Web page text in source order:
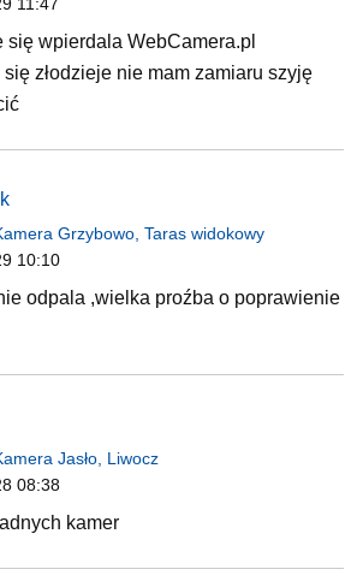
się wpierdala WebCamera.pl
złodzieje nie mam zamiaru szyję
Grzybowo, Taras widokowy
10:10
odpala ,wielka proźba o poprawienie
Jasło, Liwocz
08:38
kamer